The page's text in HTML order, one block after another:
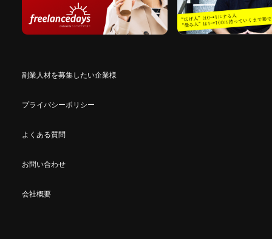
副業人材を募集したい企業様
プライバシーポリシー
よくある質問
お問い合わせ
会社概要